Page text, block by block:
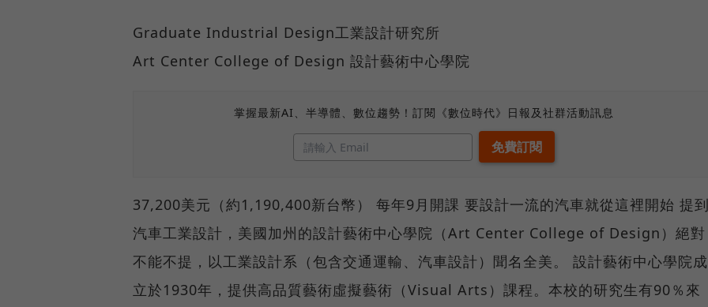
Graduate Industrial Design工業設計研究所
Art Center College of Design 設計藝術中心學院
掌握最新AI、半導體、數位趨勢！訂閱《數位時代》日報及社群活動訊息
37,200美元（約1,190,400新台幣） 每年9月開課 要設計一流的汽車就從這裡開始 提
汽車工業設計，美國加州的設計藝術中心學院（Art Center College of Design）絕對
不能不提，以工業設計系（包含交通運輸、汽車設計）聞名全美。 設計藝術中心學院成
立於1930年，提供高品質藝術虛擬藝術（Visual Arts）課程。本校的研究生有90％來